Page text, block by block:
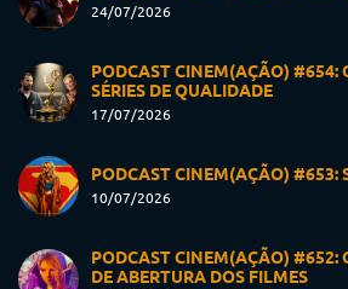
24/07/2026
PODCAST CINEM(AÇÃO) #654:
SÉRIES DE QUALIDADE
17/07/2026
PODCAST CINEM(AÇÃO) #653:
10/07/2026
PODCAST CINEM(AÇÃO) #652:
DE ABERTURA DOS FILMES